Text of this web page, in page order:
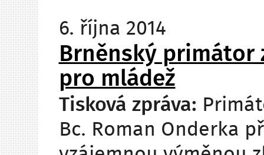
6. října 2014
Brněnský
pro mládež
Tisková zpráva:
Bc. Roman Onderka